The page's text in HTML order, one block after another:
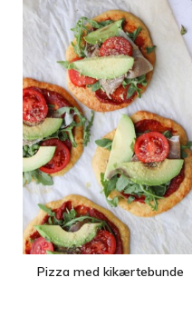
Pizza med kikærtebunde